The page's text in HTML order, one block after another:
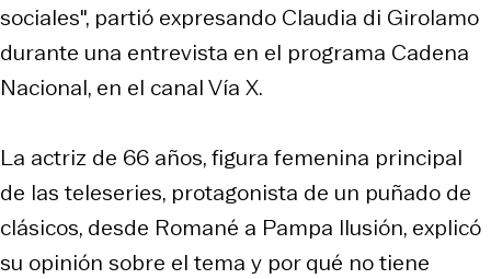
sociales", partió expresando Claudia di Girolamo
durante una entrevista en el programa Cadena
Nacional, en el canal Vía X.
La actriz de 66 años, figura femenina principal
de las teleseries, protagonista de un puñado de
clásicos, desde Romané a Pampa Ilusión, explicó
su opinión sobre el tema y por qué no tiene